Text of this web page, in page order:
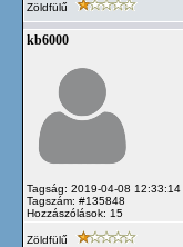
Zöldfülű
kb6000
Tagság: 2019-04-08 12:33:14
Tagszám: #135848
Hozzászólások: 15
Zöldfülű